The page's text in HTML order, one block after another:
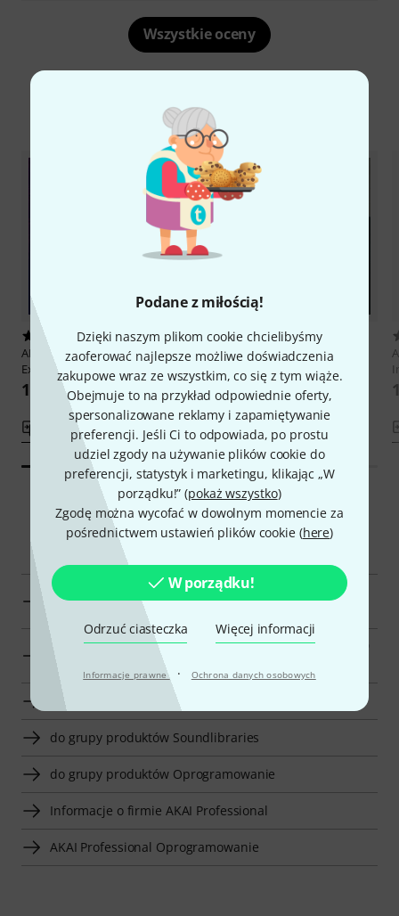
Podane z miłością!
Dzięki naszym plikom cookie chcielibyśmy
zaoferować najlepsze możliwe doświadczenia
zakupowe wraz ze wszystkim, co się z tym wiąże.
Obejmuje to na przykład odpowiednie oferty,
spersonalizowane reklamy i zapamiętywanie
preferencji. Jeśli Ci to odpowiada, po prostu
udziel zgody na używanie plików cookie do
preferencji, statystyk i marketingu, klikając „W
porządku!” (pokaż wszystko)
Zgodę można wycofać w dowolnym momencie za
pośrednictwem ustawień plików cookie (here)
W porządku!
Odrzuć ciasteczka Więcej informacji
Informacje prawne · Ochrona danych osobowych
Wszystkie oceny
Porównaj opcje
1
AKAI ProfessionalLo-Fi Jazz
Expansion
155 zł
porównaj
1
AKAI ProfessionalSpitfire
Intimate Strings
115 zł
porównaj
Smart Navigator
Wyświetl AKAI Professional Akai Professional MPC
pokaż Akai Professional MPC Expansion w cenie od 140
do grupy produktów Akai Professional MPC Expansion
do grupy produktów Soundlibraries
do grupy produktów Oprogramowanie
Informacje o firmie AKAI Professional
AKAI Professional Oprogramowanie